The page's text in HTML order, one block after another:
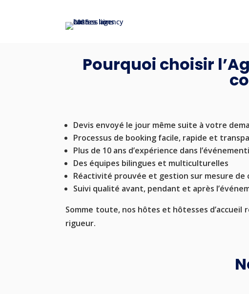
Pourquoi choisir
Devis envoyé le jour même suite à votre
Processus de booking facile, rapide et
Plus de 10 ans d’expérience dans
Des équipes bilingues et multiculturelles
Réactivité prouvée et gestion sur mesure de
Suivi qualité avant, pendant et après
Somme toute, nos hôtes et hôtesses
rigueur.